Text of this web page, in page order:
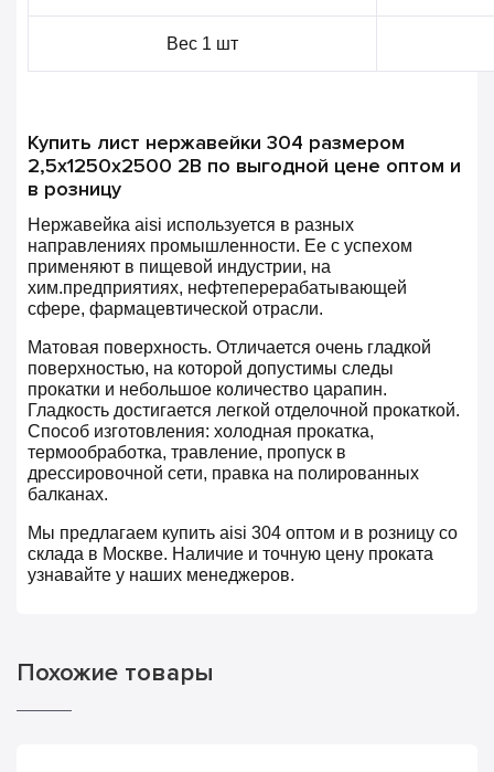
Вес 1 шт
Купить лист нержавейки 304 размером
2,5х1250х2500 2B по выгодной цене оптом и
в розницу
Нержавейка aisi используется в разных
направлениях промышленности. Ее с успехом
применяют в пищевой индустрии, на
хим.предприятиях, нефтеперерабатывающей
сфере, фармацевтической отрасли.
Матовая поверхность. Отличается очень гладкой
поверхностью, на которой допустимы следы
прокатки и небольшое количество царапин.
Гладкость достигается легкой отделочной прокаткой.
Способ изготовления: холодная прокатка,
термообработка, травление, пропуск в
дрессировочной сети, правка на полированных
балканах.
Мы предлагаем купить aisi 304 оптом и в розницу со
склада в Москве. Наличие и точную цену проката
узнавайте у наших менеджеров.
Похожие товары